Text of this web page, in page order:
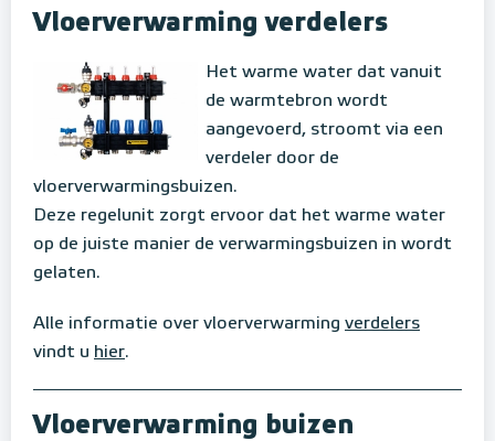
Vloerverwarming verdelers
Het warme water dat vanuit
de warmtebron wordt
aangevoerd, stroomt via een
verdeler door de
vloerverwarmingsbuizen.
Deze regelunit zorgt ervoor dat het warme water
op de juiste manier de verwarmingsbuizen in wordt
gelaten.
Alle informatie over vloerverwarming verdelers
vindt u hier.
Vloerverwarming buizen